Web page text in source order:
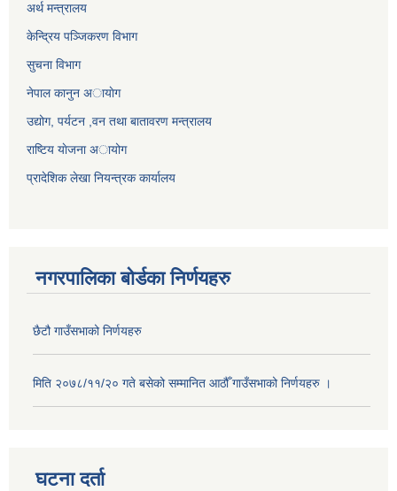
अर्थ मन्त्रालय
केन्द्रिय पञ्जिकरण विभाग
सुचना विभाग
नेपाल कानुन अायाेग
उद्योग, पर्यटन ,वन तथा बातावरण मन्त्रालय
राष्टिय याेजना अायोग
प्रादेशिक लेखा नियन्त्रक कार्यालय
नगरपालिका बोर्डका निर्णयहरु
छैटौ गाउँसभाको निर्णयहरु
मिति २०७८/११/२० गते बसेको सम्मानित आठौँ गाउँसभाको निर्णयहरु ।
घटना दर्ता